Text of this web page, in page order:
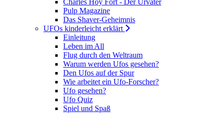
Charles Hoy Fort - Der Urvater
Pulp Magazine
Das Shaver-Geheimnis
UFOs kinderleicht erklärt
Einleitung
Leben im All
Flug durch den Weltraum
Warum werden Ufos gesehen?
Den Ufos auf der Spur
Wie arbeitet ein Ufo-Forscher?
Ufo gesehen?
Ufo Quiz
Spiel und Spaß